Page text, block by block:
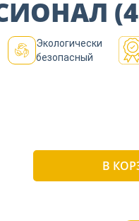
Экологически
безопасный
В